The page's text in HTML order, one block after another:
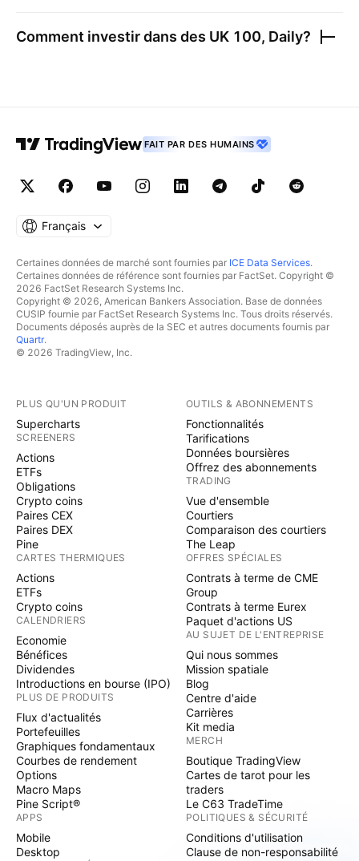
Comment investir dans des UK 100, Daily?
FAIT PAR DES HUMAINS
Français
Certaines données de marché sont fournies par ICE Data Services.
Certaines données de référence sont fournies par FactSet. Copyright ©
2026 FactSet Research Systems Inc.
Copyright © 2026, American Bankers Association. Base de données
CUSIP fournie par FactSet Research Systems Inc. Tous droits réservés.
Documents déposés auprès de la SEC et autres documents fournis par
Quartr.
© 2026 TradingView, Inc.
PLUS QU'UN PRODUIT
Supercharts
SCREENERS
Actions
ETFs
Obligations
Crypto coins
Paires CEX
Paires DEX
Pine
CARTES THERMIQUES
Actions
ETFs
Crypto coins
CALENDRIERS
Economie
Bénéfices
Dividendes
Introductions en bourse (IPO)
PLUS DE PRODUITS
Flux d'actualités
Portefeuilles
Graphiques fondamentaux
Courbes de rendement
Options
Macro Maps
Pine Script®
APPS
Mobile
Desktop
OUTILS & ABONNEMENTS
Fonctionnalités
Tarifications
Données boursières
Offrez des abonnements
TRADING
Vue d'ensemble
Courtiers
Comparaison des courtiers
The Leap
OFFRES SPÉCIALES
Contrats à terme de CME
Group
Contrats à terme Eurex
Paquet d'actions US
AU SUJET DE L'ENTREPRISE
Qui nous sommes
Mission spatiale
Blog
Centre d'aide
Carrières
Kit media
MERCH
Boutique TradingView
Cartes de tarot pour les
traders
Le C63 TradeTime
POLITIQUES & SÉCURITÉ
Conditions d'utilisation
Clause de non-responsabilité